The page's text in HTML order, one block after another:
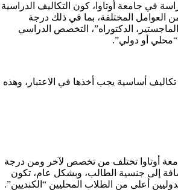
في جامعة أوتاوا، كون التكاليف الدراسية
العوامل المختلفة، بما في ذلك درجة
الدكتوراه”، التخصص الدراسي
“محلي أو دولي”.
أساسية يجب أخذها في الاعتبار، وهذه
أوتاوا تختلف من تخصص لآخر ومن درجة
إلى جنسية الطالب، وبشكل عام، تكون
أعلى من الطلاب المحليين “الكنديين”.